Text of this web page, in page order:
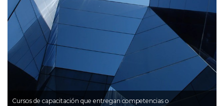
Cursos de capacitación que entregan competencias o